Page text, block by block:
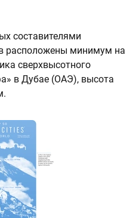
составителями
расположены минимум на
сверхвысотного
в Дубае (ОАЭ), высота